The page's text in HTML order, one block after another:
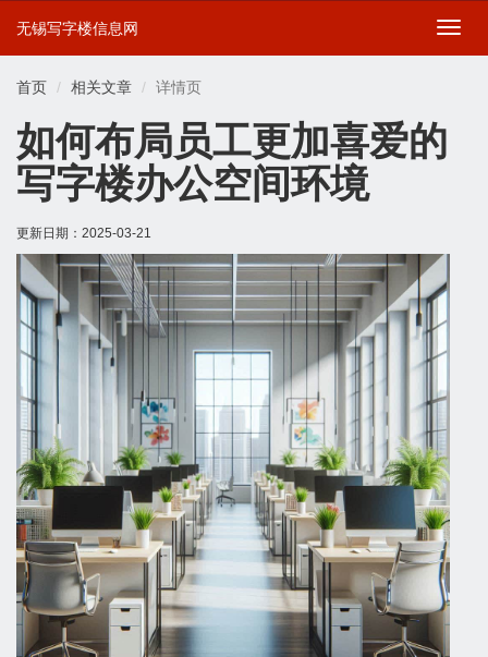
切
无锡写字楼信息网
首页 相关文章 详情页
如何布局员工更加喜爱的
写字楼办公空间环境
更新日期： 2025-03-21